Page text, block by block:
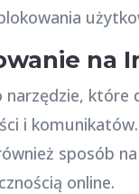
na
które
i
sposób
online.